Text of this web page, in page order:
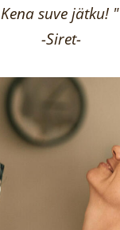
Kena suve jätku! "
-Siret-